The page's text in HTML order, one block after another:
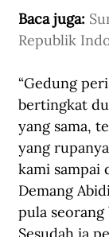
Baca juga:
Republik
“Gedung
bertingkat
yang sama,
yang
kami sampai
Demang
pula seorang